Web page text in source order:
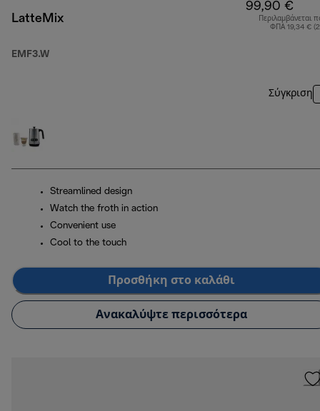
LatteMix
EMF3.W
99,90 €
Περιλαμβάνεται
ΦΠΑ 19,34 €
Σύγκριση
Streamlined design
Watch the froth in action
Convenient use
Cool to the touch
Προσθήκη στο καλάθι
Ανακαλύψτε περισσότερα